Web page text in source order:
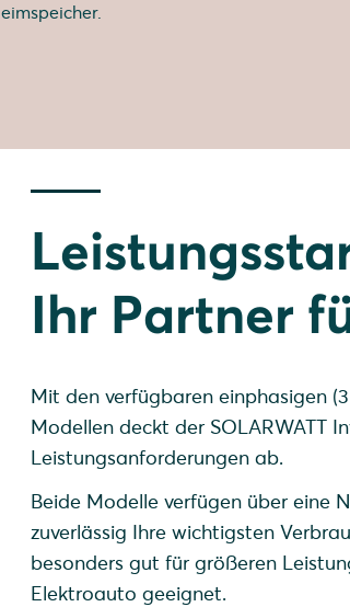
Ihr Partner
Mit den verfügbaren einphasigen
Modellen deckt der SOLARWATT
Leistungsanforderungen ab.
Beide Modelle verfügen über eine
zuverlässig Ihre wichtigsten
besonders gut für größeren
Elektroauto geeignet.